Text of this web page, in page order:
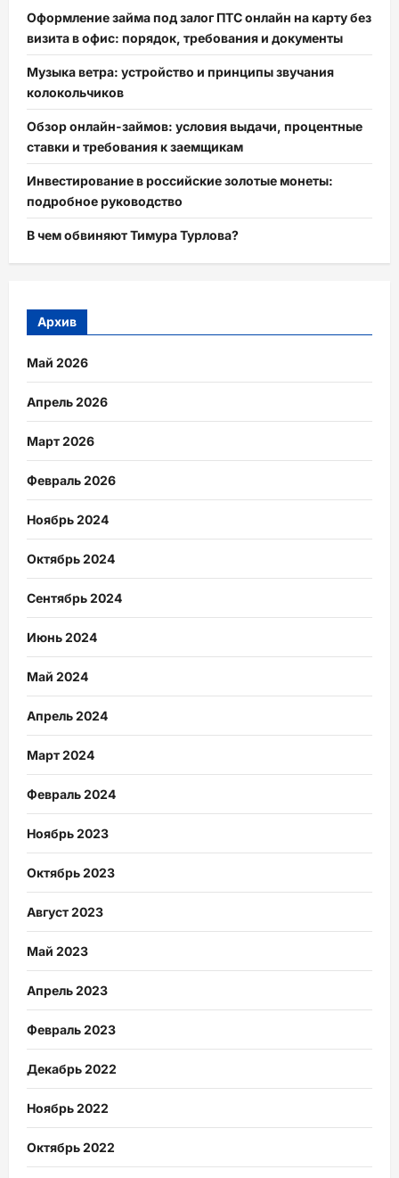
Оформление займа под залог ПТС онлайн на карту без
визита в офис: порядок, требования и документы
Музыка ветра: устройство и принципы звучания
колокольчиков
Обзор онлайн-займов: условия выдачи, процентные
ставки и требования к заемщикам
Инвестирование в российские золотые монеты:
подробное руководство
В чем обвиняют Тимура Турлова?
Архив
Май 2026
Апрель 2026
Март 2026
Февраль 2026
Ноябрь 2024
Октябрь 2024
Сентябрь 2024
Июнь 2024
Май 2024
Апрель 2024
Март 2024
Февраль 2024
Ноябрь 2023
Октябрь 2023
Август 2023
Май 2023
Апрель 2023
Февраль 2023
Декабрь 2022
Ноябрь 2022
Октябрь 2022